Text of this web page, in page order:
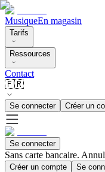
MusiqueEn magasin
Tarifs
Ressources
Contact
🇫🇷
Se connecter Créer un
Se connecter
Sans carte bancaire.
Créer un compte Se